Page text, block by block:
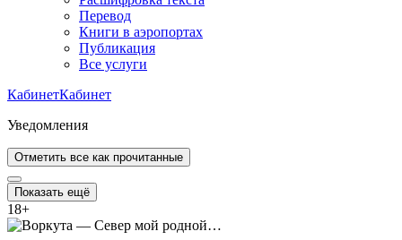
Перевод
Книги в аэропортах
Публикация
Все услуги
КабинетКабинет
Уведомления
Отметить все как прочитанные
Показать ещё
18+